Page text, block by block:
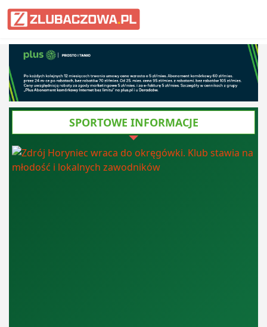
Informacje Lubaczów, powiat
SPORTOWE INFORMACJE